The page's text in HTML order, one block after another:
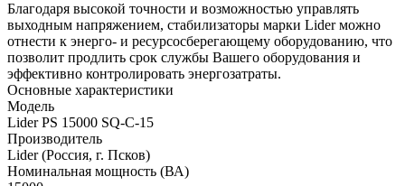
Благодаря высокой точности и возможностью управлять
выходным напряжением, стабилизаторы марки Lider можно
отнести к энерго- и ресурсосберегающему оборудованию, что
позволит продлить срок службы Вашего оборудования и
эффективно контролировать энергозатраты.
Основные характеристики
Модель
Lider PS 15000 SQ-C-15
Производитель
Lider (Россия, г. Псков)
Номинальная мощность (ВА)